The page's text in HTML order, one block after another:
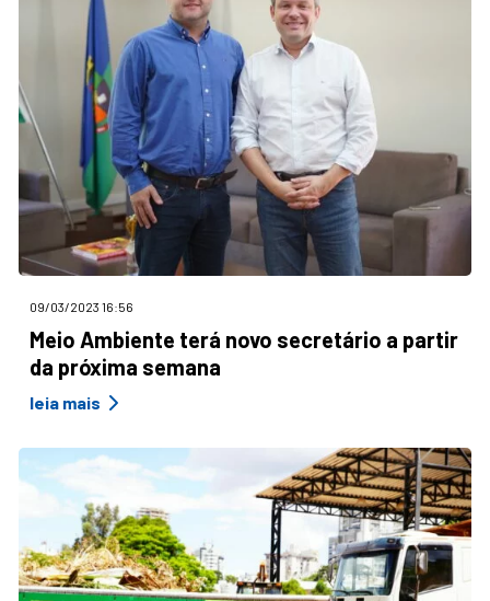
09/03/2023 16:56
Meio Ambiente terá novo secretário a partir
da próxima semana
leia mais